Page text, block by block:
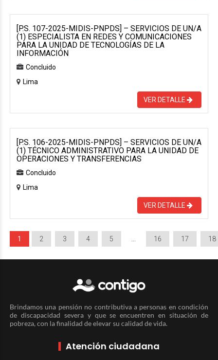
[P.S. 107-2025-MIDIS-PNPDS] – SERVICIOS DE UN/A
(1) ESPECIALISTA EN REDES Y COMUNICACIONES
PARA LA UNIDAD DE TECNOLOGÍAS DE LA
INFORMACIÓN
Concluido
Lima
VER DETALLE
[P.S. 106-2025-MIDIS-PNPDS] – SERVICIOS DE UN/A
(1) TÉCNICO ADMINISTRATIVO PARA LA UNIDAD DE
OPERACIONES Y TRANSFERENCIAS
Concluido
Lima
VER DETALLE
1 2 3 4 5 16 17 18
Brindamos una pensión no contributiva a personas en condición
de discapacidad severa y que se encuentren en situación de
pobreza, con la finalidad de elevar su calidad de vida.
Atención ciudadana